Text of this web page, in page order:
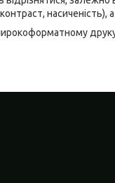
контраст,
друку